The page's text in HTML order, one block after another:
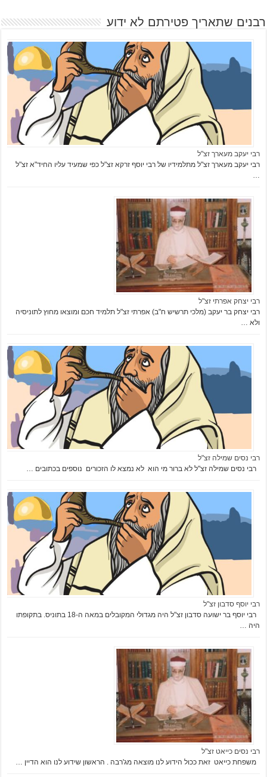
רבנים שתאריך פטירתם לא ידוע
רבי יעקב מעארך זצ"ל
רבי יעקב מעארך זצ"ל מתלמידיו של רבי יוסף זרקא זצ"ל כפי שמעיד עליו החיד"א זצ"ל
…
רבי יצחק אפרתי זצ"ל
רבי יצחק בר יעקב (מלכי תרשיש ח"ב) אפרתי זצ"ל תלמיד חכם ומוצאו מחוץ לתוניסיה
ולא …
רבי נסים שמילה זצ"ל
רבי נסים שמילה זצ"ל לא ברור מי הוא לא נמצא לו הזכורים נוספים בכתובים …
רבי יוסף סדבון זצ"ל
רבי יוסף בר ישועה סדבון זצ"ל היה מגדולי המקובלים במאה ה-18 בתוניס. בתקופתו
היה …
רבי נסים כייאט זצ"ל
משפחת כייאט זאת ככול הידוע לנו מוצאה מג'רבה . הראשון שידוע לנו הוא הדיין …